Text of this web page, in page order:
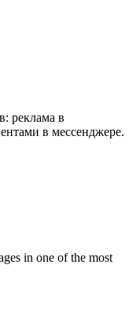
реклама в
в мессенджере.
in one of the most